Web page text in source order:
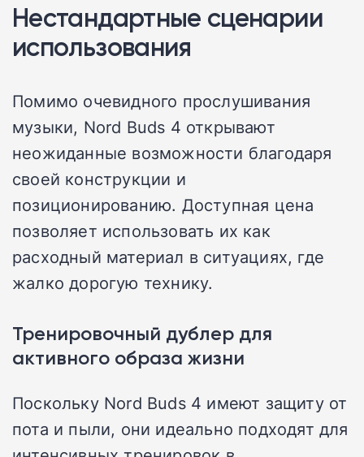
Нестандартные сценарии
использования
Помимо очевидного прослушивания
музыки, Nord Buds 4 открывают
неожиданные возможности благодаря
своей конструкции и
позиционированию. Доступная цена
позволяет использовать их как
расходный материал в ситуациях, где
жалко дорогую технику.
Тренировочный дублер для
активного образа жизни
Поскольку Nord Buds 4 имеют защиту от
пота и пыли, они идеально подходят для